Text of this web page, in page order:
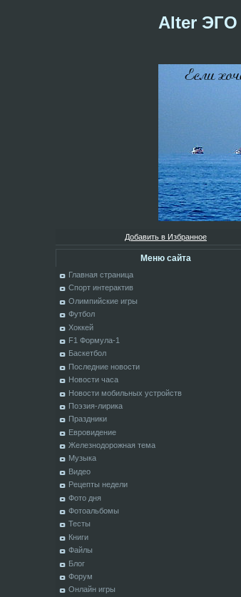
Alter ЭГО
Добавить в Избранное
Меню сайта
Главная страница
Спорт интерактив
Олимпийские игры
Футбол
Хоккей
F1 Формула-1
Баскетбол
Последние новости
Новости часа
Новости мобильных устройств
Поэзия-лирика
Праздники
Евровидение
Железнодорожная тема
Музыка
Видео
Рецепты недели
Фото дня
Фотоальбомы
Тесты
Книги
Файлы
Блог
Форум
Онлайн игры